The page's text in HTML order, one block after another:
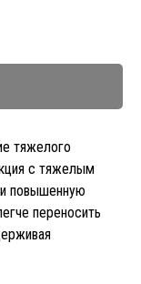
тяжелого
с тяжелым
повышенную
переносить